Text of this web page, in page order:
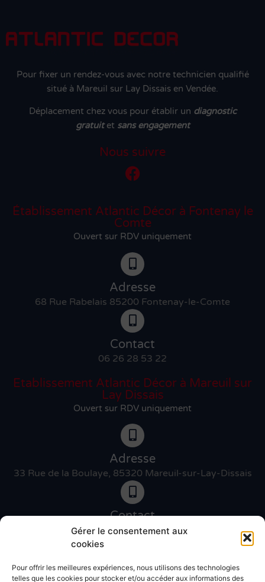
Gérer le consentement aux
cookies
Pour offrir les meilleures expériences, nous utilisons des technologies
telles que les cookies pour stocker et/ou accéder aux informations des
Pour fixer un rendez-vous avec notre technicien qualifié
situé à Mareuil sur Lay Dissais en Vendée.
Déplacement chez vous pour établir un diagnostic
gratuitet sans engagement
Nous suivre
Établissement Atlantic Décor à Fontenay le
Comte
Ouvert sur RDV uniquement
Adresse
68 Rue Rabelais 85200 Fontenay-le-Comte
Contact
06 26 28 53 22
Etablissement Atlantic Décor à Mareuil sur
Lay Dissais
Ouvert sur RDV uniquement
Adresse
33 Rue de la Boulaye, 85320 Mareuil-sur-Lay-Dissais
Contact
06 46 27 89 83
Contact